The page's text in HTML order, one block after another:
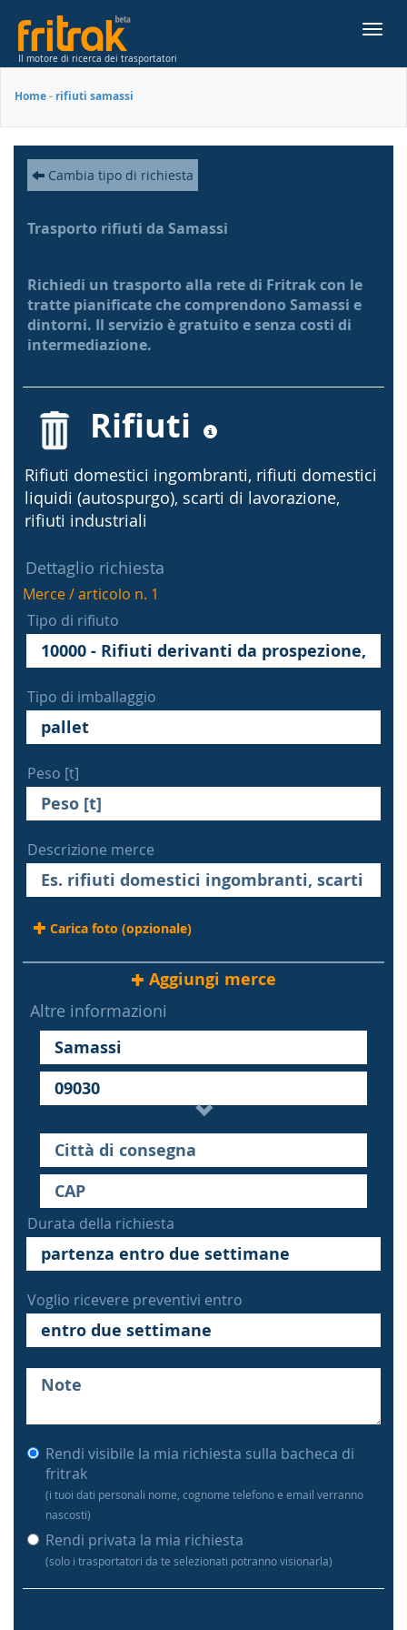
Il motore di ricerca dei trasportatori
Home- rifiuti samassi
Cambia tipo di richiesta
Trasporto rifiuti da Samassi
Richiedi un trasporto alla rete di Fritrak con le
tratte pianificate che comprendono Samassi e
dintorni. Il servizio è gratuito e senza costi di
intermediazione.
Rifiuti
Rifiuti domestici ingombranti, rifiuti domestici
liquidi (autospurgo), scarti di lavorazione,
rifiuti industriali
Dettaglio richiesta
Merce / articolo n. 1
Tipo di rifiuto
Tipo di imballaggio
Peso [t]
Descrizione merce
Carica foto (opzionale)
Aggiungi merce
Altre informazioni
Durata della richiesta
Voglio ricevere preventivi entro
Rendi visibile la mia richiesta sulla bacheca di
fritrak
(i tuoi dati personali nome, cognome telefono e email verranno
nascosti)
Rendi privata la mia richiesta
(solo i trasportatori da te selezionati potranno visionarla)